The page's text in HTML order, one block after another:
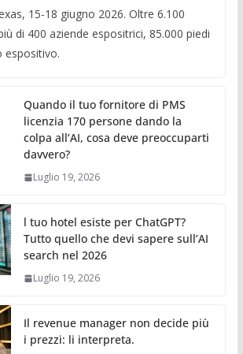
15-18 giugno 2026. Oltre 6.100
di 400 aziende espositrici, 85.000 piedi
espositivo.
Quando il tuo fornitore di PMS
licenzia 170 persone dando la
colpa all’AI, cosa deve preoccuparti
davvero?
Luglio 19, 2026
l tuo hotel esiste per ChatGPT?
Tutto quello che devi sapere sull’AI
search nel 2026
Luglio 19, 2026
Il revenue manager non decide più
i prezzi: li interpreta.